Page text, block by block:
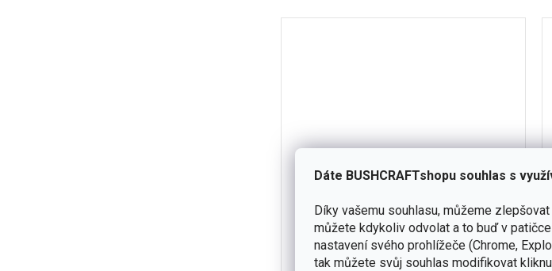
Dáte BUSHCRAFTshopu souhlas s
Díky vašemu souhlasu, můžeme zlepšovat
můžete kdykoliv odvolat a to buď v
nastavení svého prohlížeče (Chrome,
tak můžete svůj souhlas modifikovat
2 690 Kč
až
Anorak HELIKON Pilgrim Jacket -
COYOTE